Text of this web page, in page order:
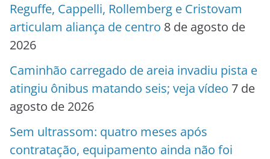
Reguffe, Cappelli, Rollemberg e Cristovam
articulam aliança de centro 8 de agosto de
2026
Caminhão carregado de areia invadiu pista e
atingiu ônibus matando seis; veja vídeo 7 de
agosto de 2026
Sem ultrassom: quatro meses após
contratação, equipamento ainda não foi